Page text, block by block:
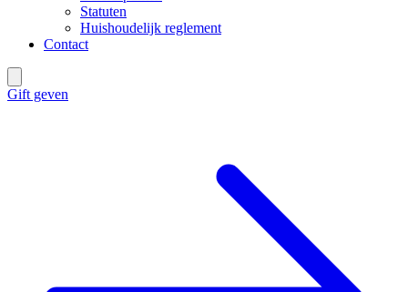
Statuten
Huishoudelijk reglement
Contact
Gift geven